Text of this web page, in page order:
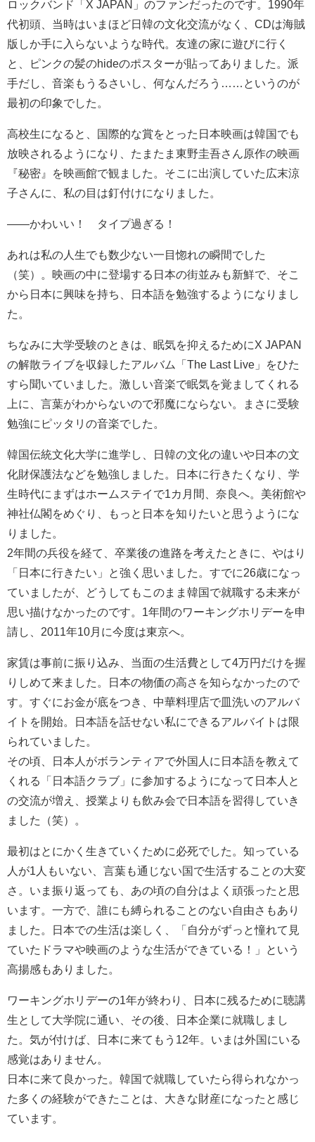
ロックバンド「X JAPAN」のファンだったのです。1990年
代初頭、当時はいまほど日韓の文化交流がなく、CDは海賊
版しか手に入らないような時代。友達の家に遊びに行く
と、ピンクの髪のhideのポスターが貼ってありました。派
手だし、音楽もうるさいし、何なんだろう……というのが
最初の印象でした。
高校生になると、国際的な賞をとった日本映画は韓国でも
放映されるようになり、たまたま東野圭吾さん原作の映画
『秘密』を映画館で観ました。そこに出演していた広末涼
子さんに、私の目は釘付けになりました。
――かわいい！ タイプ過ぎる！
あれは私の人生でも数少ない一目惚れの瞬間でした
（笑）。映画の中に登場する日本の街並みも新鮮で、そこ
から日本に興味を持ち、日本語を勉強するようになりまし
た。
ちなみに大学受験のときは、眠気を抑えるためにX JAPAN
の解散ライブを収録したアルバム「The Last Live」をひた
すら聞いていました。激しい音楽で眠気を覚ましてくれる
上に、言葉がわからないので邪魔にならない。まさに受験
勉強にピッタリの音楽でした。
韓国伝統文化大学に進学し、日韓の文化の違いや日本の文
化財保護法などを勉強しました。日本に行きたくなり、学
生時代にまずはホームステイで1カ月間、奈良へ。美術館や
神社仏閣をめぐり、もっと日本を知りたいと思うようにな
りました。
2年間の兵役を経て、卒業後の進路を考えたときに、やはり
「日本に行きたい」と強く思いました。すでに26歳になっ
ていましたが、どうしてもこのまま韓国で就職する未来が
思い描けなかったのです。1年間のワーキングホリデーを申
請し、2011年10月に今度は東京へ。
家賃は事前に振り込み、当面の生活費として4万円だけを握
りしめて来ました。日本の物価の高さを知らなかったので
す。すぐにお金が底をつき、中華料理店で皿洗いのアルバ
イトを開始。日本語を話せない私にできるアルバイトは限
られていました。
その頃、日本人がボランティアで外国人に日本語を教えて
くれる「日本語クラブ」に参加するようになって日本人と
の交流が増え、授業よりも飲み会で日本語を習得していき
ました（笑）。
最初はとにかく生きていくために必死でした。知っている
人が1人もいない、言葉も通じない国で生活することの大変
さ。いま振り返っても、あの頃の自分はよく頑張ったと思
います。一方で、誰にも縛られることのない自由さもあり
ました。日本での生活は楽しく、「自分がずっと憧れて見
ていたドラマや映画のような生活ができている！」という
高揚感もありました。
ワーキングホリデーの1年が終わり、日本に残るために聴講
生として大学院に通い、その後、日本企業に就職しまし
た。気が付けば、日本に来てもう12年。いまは外国にいる
感覚はありません。
日本に来て良かった。韓国で就職していたら得られなかっ
た多くの経験ができたことは、大きな財産になったと感じ
ています。